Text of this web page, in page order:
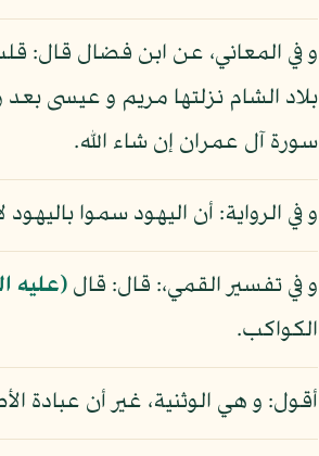
و في المعاني، عن ابن فضال قال:
بلاد الشام نزلتها مريم و
سورة آل عمران إن شاء الله.
و في الرواية: أن اليهود سموا
و في تفسير القمي،: قال: قال(عليه
الكواكب.
أقول: و هي الوثنية، غير أن